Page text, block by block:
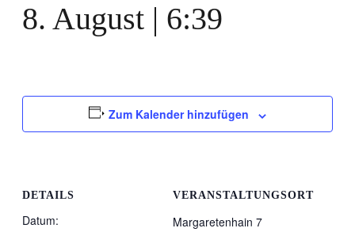
8. August | 6:39
Zum Kalender hinzufügen
DETAILS
Datum:
VERANSTALTUNGSORT
Margaretenhain 7